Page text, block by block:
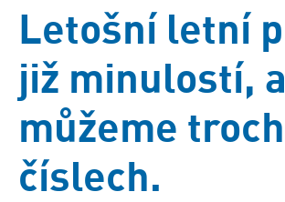
Letošní letní
již minulostí,
můžeme
číslech.